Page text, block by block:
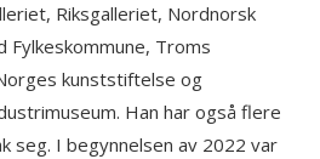
Riksgalleriet, Nordnorsk
Fylkeskommune, Troms
kunststiftelse og
Han har også flere
seg. I begynnelsen av 2022 var